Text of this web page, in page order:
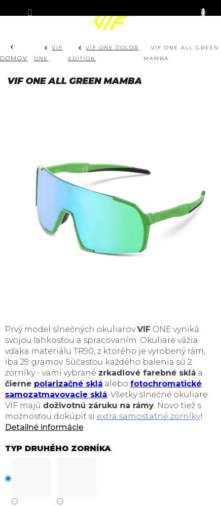
na
KOŠÍK
DOMOV
VIF
ONE
VIF ONE COLOR
EDITION
VIF ONE ALL GREEN
MAMBA
VIF ONE ALL GREEN MAMBA
TYP DRUHÉHO ZORNÍKA
Prvý model slnečných okuliarovVIF ONE vyniká
svojou ľahkosťou a spracovaním. Okuliare vážia
vďaka materiálu TR90, z ktorého je vyrobený rám,
iba 29 gramov. Súčasťou každého balenia sú 2
zorníky - vami vybrané zrkadlové farebné sklá a
čierne polarizačné sklá alebo fotochromatické
samozatmavovacie sklá. Všetky slnečné okuliare
VIF majú doživotnú záruku na rámy. Novo tiež s
možnosťou dokúpiť si extra samostatné zorníky!
Detailné informácie